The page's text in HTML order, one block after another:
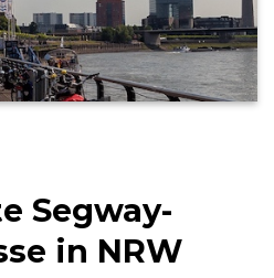
Segway-
in NRW